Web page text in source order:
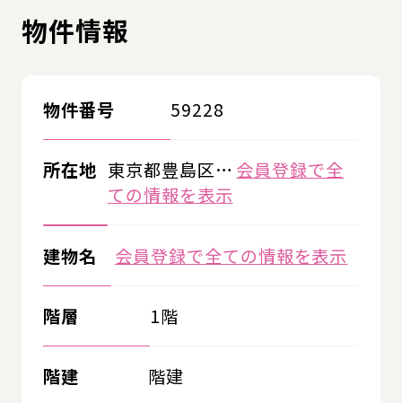
物件情報
物件番号 59228
所在地 東京都豊島区… 会員登録で全
ての情報を表示
建物名 会員登録で全ての情報を表示
階層 1階
階建 階建